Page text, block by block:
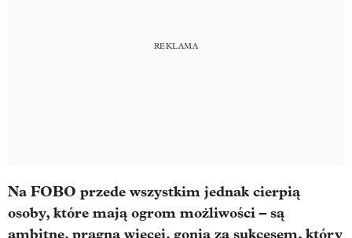
Na FOBO przede wszystkim jednak cierpią
osoby, które mają ogrom możliwości – są
ambitne, pragną więcej, gonią za sukcesem, który